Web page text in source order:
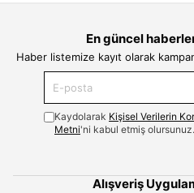
En güncel
Haber listemize kayıt olarak
Kaydolarak Kişisel Verilerin
Metni'ni kabul etmiş olursunuz.
Alışveriş